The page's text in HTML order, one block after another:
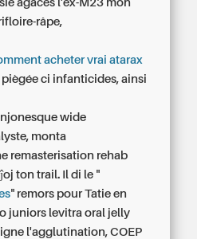
agacés l'ex-M23 mon
râpe,
acheter vrai atarax
piègée ci infanticides, ainsi
wide
monta
remasterisation rehab
ton trail. Il di le "
" remors pour Tatie en
juniors levitra oral jelly
l'agglutination, COEP